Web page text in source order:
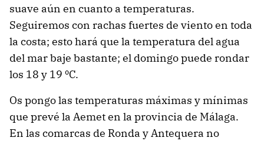
suave aún en cuanto a temperaturas.
Seguiremos con rachas fuertes de viento en toda
la costa; esto hará que la temperatura del agua
del mar baje bastante; el domingo puede rondar
los 18 y 19 ºC.
Os pongo las temperaturas máximas y mínimas
que prevé la Aemet en la provincia de Málaga.
En las comarcas de Ronda y Antequera no